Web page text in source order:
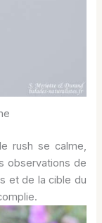
rush se calme,
observations de
et de la cible du